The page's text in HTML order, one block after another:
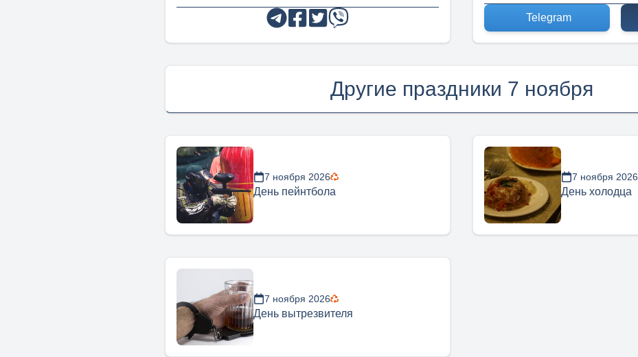
Telegram
Другие праздники 7 ноября
7 ноября 2026
День пейнтбола
7 ноября 2026
День холодца
7 ноября 2026
День вытрезвителя